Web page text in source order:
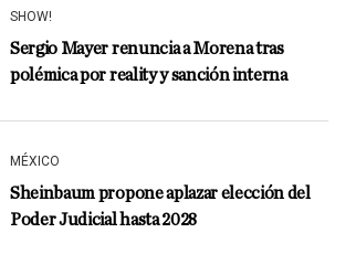
SHOW!
Sergio Mayer renuncia a Morena tras
polémica por reality y sanción interna
MÉXICO
Sheinbaum propone aplazar elección del
Poder Judicial hasta 2028